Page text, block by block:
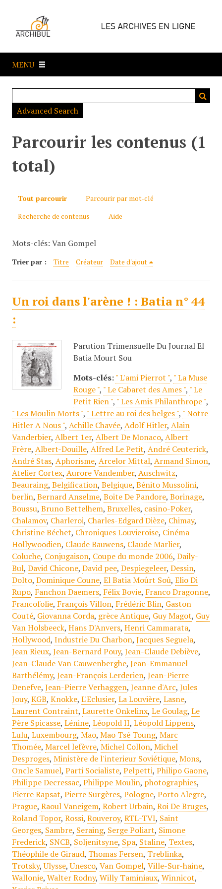
e
a
MENU
Advanced Search
Parcourir les contenus (1
total)
Tout parcourir
Parcourir par mot-clé
Recherche de contenus
Aide
Mots-clés: Van Gompel
Trier par : Titre Créateur Date d'ajout
Un roi dans l'arène ! : Batia n° 44
:
Parution Trimensuelle Du Journal El
Batia Mourt Sou
Mots-clés: " L'ami Pierrot ", " La Muse
Rouge ", " Le Cabaret des Ames ", " Le
Petit Rien ", " Les Amis Philanthrope ",
" Les Moulin Morts ", " Lettre au roi des belges ", " Notre
Hitler A Nous ", Achille Chavée, Adolf Hitler, Alain
Vanderbier, Albert 1er, Albert De Monaco, Albert
Frère, Albert-Douille, Alfred Le Petit, André Ceuterick,
André Stas, Aphorisme, Arcelor Mittal, Armand Simon,
Atelier Cortex, Aurore Vandember, Auschwitz,
Beauraing, Belgification, Belgique, Bénito Mussolini,
berlin, Bernard Anselme, Boite De Pandore, Borinage,
Boussu, Bruno Bettelhem, Bruxelles, casino-Poker,
Chalamov, Charleroi, Charles-Edgard Dièze, Chimay,
Christine Béchet, Chroniques Louvieroise, Cinéma
Hollywoodien, Claude Bauwens, Claude Marlier,
Coluche, Conjugaison, Coupe du monde 2006, Daily-
Bul, David Chicone, David pee, Despiegeleer, Dessin,
Dolto, Dominique Coune, El Batia Moûrt Soû, Elio Di
Rupo, Fanchon Daemers, Félix Bovie, Franco Dragonne,
Francofolie, François Villon, Frédéric Blin, Gaston
Couté, Giovanna Corda, grèce Antique, Guy Magot, Guy
Van Holsbeeck, Hans D'Anvers, Henri Cammarata,
Hollywood, Industrie Du Charbon, Jacques Seguela,
Jean Rieux, Jean-Bernard Pouy, Jean-Claude Debiève,
Jean-Claude Van Cauwenberghe, Jean-Emmanuel
Barthélémy, Jean-François Lerderien, Jean-Pierre
Denefve, Jean-Pierre Verhaggen, Jeanne d'Arc, Jules
Jouy, KGB, Knokke, L'Eclusier, La Louvière, Lasne,
Laurent Contraint, Laurette Onkelinx, Le Goulag, Le
Père Spicasse, Lénine, Léopold II, Léopold Lippens,
Lulu, Luxembourg, Mao, Mao Tsé Toung, Marc
Thomée, Marcel lefèvre, Michel Collon, Michel
Desproges, Ministère de l'interieur Soviétique, Mons,
Oncle Samuel, Parti Socialiste, Pelpetti, Philipo Gaone,
Philippe Decressac, Philippe Moulin, photographies,
Pierre Rapsat, Pierre Surgères, Pologne, Porto Alegre,
Prague, Raoul Vaneigem, Robert Urbain, Roi De Bruges,
Roland Topor, Rossi, Rouveroy, RTL-TVI, Saint
Georges, Sambre, Seraing, Serge Poliart, Simone
Frederick, SNCB, Soljenitsyne, Spa, Staline, Textes,
Théophile de Giraud, Thomas Fersen, Treblinka,
Trotsky,Ulysse,Unesco, Van Gompel, Ville-Sur-haine,
Wallonie, Walter Rodny, Willy Taminiaux, Winnicot,